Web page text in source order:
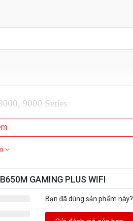
9000 Series
GAMING PLUS WIFI
Bạn đã dùng sản phẩm này?